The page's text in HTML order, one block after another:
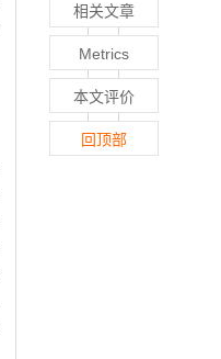
相关文章
Metrics
本文评价
回顶部